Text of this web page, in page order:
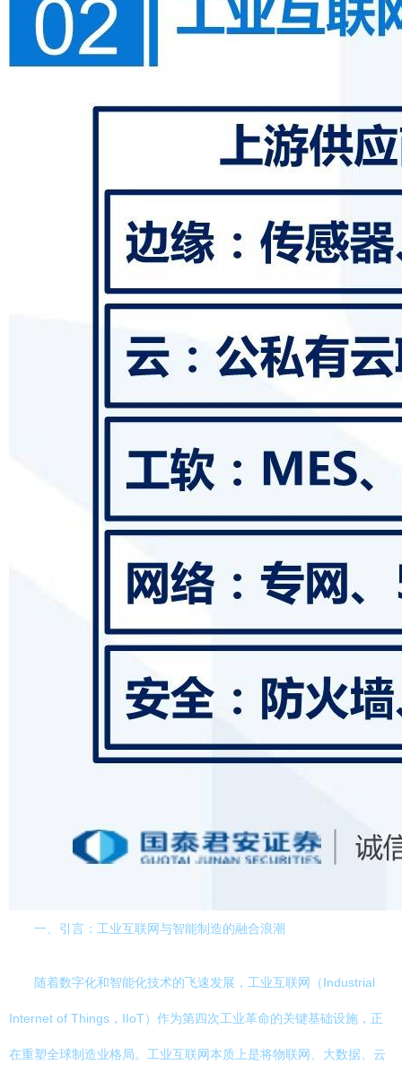
一、引言：工业互联网与智能制造的融合浪潮
随着数字化和智能化技术的飞速发展，工业互联网（Industrial
Internet of Things，IIoT）作为第四次工业革命的关键基础设施，正
在重塑全球制造业格局。工业互联网本质上是将物联网、大数据、云